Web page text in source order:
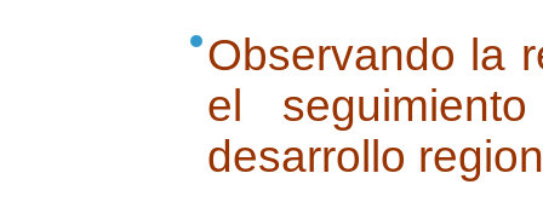
Observando la
el
desarrollo